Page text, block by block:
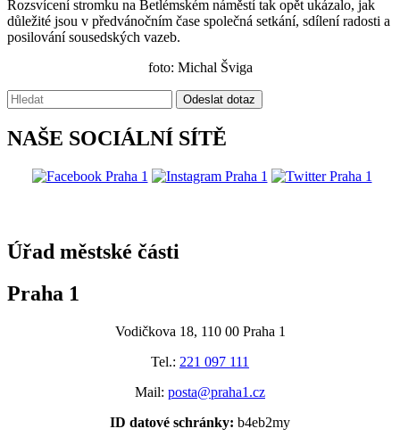
Rozsvícení stromku na Betlémském náměstí tak opět ukázalo, jak
důležité jsou v předvánočním čase společná setkání, sdílení radosti a
posilování sousedských vazeb.
foto: Michal Šviga
Vyhledávání:
Odeslat dotaz
NAŠE SOCIÁLNÍ SÍTĚ
Úřad městské části
Praha 1
Vodičkova 18, 110 00 Praha 1
Tel.: 221 097 111
Mail: posta@praha1.cz
ID datové schránky: b4eb2my